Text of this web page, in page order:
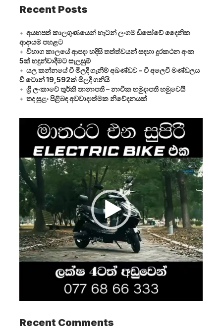
Recent Posts
අයහපත් කාලගුණයෙන් හැටන් ලංගම ඩිපෝවේ දෛනික
ආදායම පහළට
විභාග කාලයේ ආපදා හදිසි තත්ත්වයන් සඳහා දුරකථන අංක
5ක් හඳුන්වාදීමට සැලසුම්
යල කන්නයේ වී මිලදී ගැනීම් අඛණ්ඩව – වී අලෙවි මණ්ඩලය
වී ටොන් 19,592ක් මිලදී ගනියි
ශ්‍රී ලංකාවේ තුර්කි තානාපති – නාවික හමුදාපති හමුවෙයි
තද සුළං පිළිබඳ අවවාදාත්මක නිවේදනයක්
Player
Recent Comments